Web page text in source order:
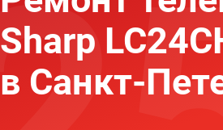
Sharp
в Санкт-